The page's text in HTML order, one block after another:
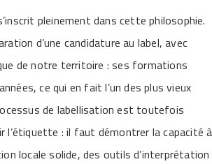
pleinement dans cette philosophie.
d’une candidature au label, avec
de notre territoire : ses formations
ce qui en fait l’un des plus vieux
de labellisation est toutefois
l’étiquette : il faut démontrer la capacité
locale solide, des outils d’interprétation